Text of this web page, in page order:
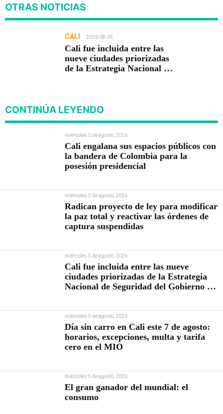
OTRAS NOTICIAS
CALI 2026-08-05
Cali fue incluida entre las
nueve ciudades priorizadas
de la Estrategia Nacional de
CONTINÚA LEYENDO
miércoles 5 de agosto, 2026
Cali engalana sus espacios públicos con
la bandera de Colombia para la
posesión presidencial
miércoles 5 de agosto, 2026
Radican proyecto de ley para modificar
la paz total y reactivar las órdenes de
captura suspendidas
miércoles 5 de agosto, 2026
Cali fue incluida entre las nueve
ciudades priorizadas de la Estrategia
Nacional de Seguridad del Gobierno de
miércoles 5 de agosto, 2026
Día sin carro en Cali este 7 de agosto:
horarios, excepciones, multa y tarifa
cero en el MIO
miércoles 5 de agosto, 2026
El gran ganador del mundial: el
consumo